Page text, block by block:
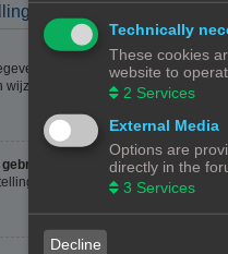
opgeslagen in de database.
lijst?
vind je de optie Verberg
Technically
These cookies
website to
2 Services
External Media
Options are
directly in the
3 Services
Decline